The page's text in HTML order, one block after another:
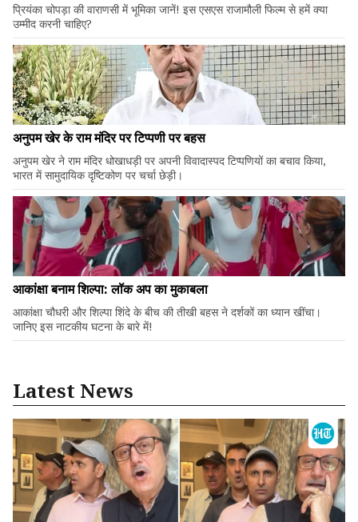
प्रियंका चोपड़ा की वाराणसी में भूमिका जानें! इस एसएस राजामौली फिल्म से हमें क्या
उम्मीद करनी चाहिए?
अनुपम खेर के राम मंदिर पर टिप्पणी पर बहस
अनुपम खेर ने राम मंदिर धोखाधड़ी पर अपनी विवादास्पद टिप्पणियों का बचाव किया,
भारत में सामुदायिक दृष्टिकोण पर चर्चा छेड़ी।
आकांक्षा बनाम शिल्पा: लॉक अप का मुकाबला
आकांक्षा चौधरी और शिल्पा शिंदे के बीच की तीखी बहस ने दर्शकों का ध्यान खींचा।
जानिए इस नाटकीय घटना के बारे में!
Latest News